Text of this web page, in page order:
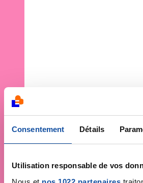
Consentement Détails
Utilisation responsable de vos